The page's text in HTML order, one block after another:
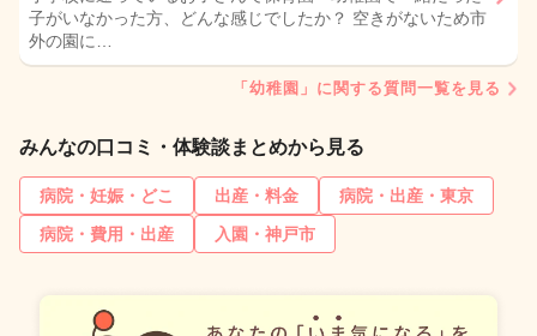
子がいなかった方、どんな感じでしたか？ 空きがないため市
外の園に…
「幼稚園」に関する質問一覧を見る
みんなの口コミ・体験談まとめから見る
病院・妊娠・どこ 出産・料金
病院・出産・東京
病院・費用・出産
入園・神戸市